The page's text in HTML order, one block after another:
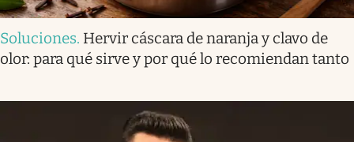
Soluciones. Hervir cáscara de naranja y clavo de
olor: para qué sirve y por qué lo recomiendan tanto